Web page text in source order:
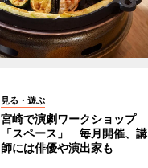
見る・遊ぶ
宮崎で演劇ワークショップ
「スペース」 毎月開催、講
師には俳優や演出家も